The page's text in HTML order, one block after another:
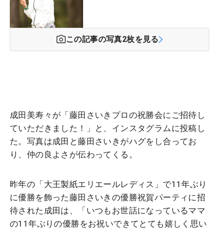
この記事の写真2枚を見る
成田美寿々が「藤田さいきプロの祝勝会にご招待し
ていただきました！」と、インスタグラムに投稿し
た。写真は成田と藤田さいきがハグをし合ってお
り、仲の良よさが伝わってくる。
昨年の「大王製紙エリエールレディス」で11年ぶり
に優勝を飾った藤田さいきの優勝祝賀パーティに招
待された成田は、
「いつもお世話になっているママ
の11年ぶりの優勝をお祝いできてとても嬉しく思い